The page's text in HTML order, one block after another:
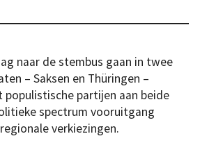
naar de stembus gaan in twee
– Saksen en Thüringen –
partijen aan beide
spectrum vooruitgang
verkiezingen.